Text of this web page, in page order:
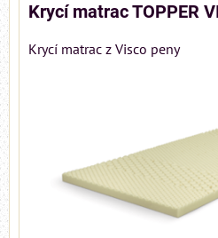
Krycí matrac TOPPER
Krycí matrac z Visco peny